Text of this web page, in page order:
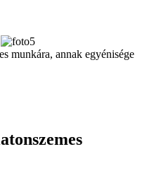
munkára, annak egyénisége